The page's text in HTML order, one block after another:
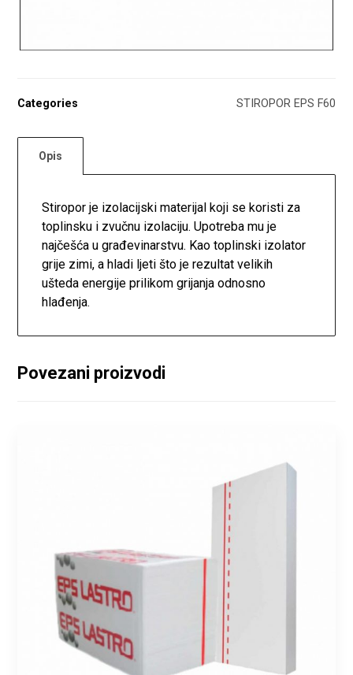
Categories STIROPOR EPS F60
Opis
Stiropor je izolacijski materijal koji se koristi za
toplinsku i zvučnu izolaciju. Upotreba mu je
najčešća u građevinarstvu. Kao toplinski izolator
grije zimi, a hladi ljeti što je rezultat velikih
ušteda energije prilikom grijanja odnosno
hlađenja.
Povezani proizvodi